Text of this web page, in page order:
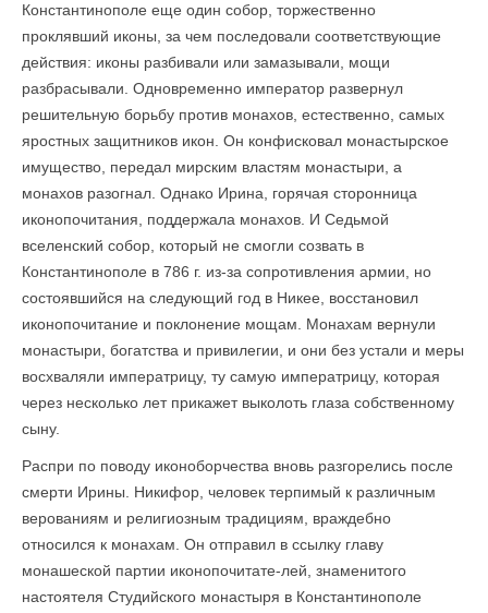
Константинополе еще один собор, торжественно
проклявший иконы, за чем последовали соответствующие
действия: иконы разбивали или замазывали, мощи
разбрасывали. Одновременно император развернул
решительную борьбу против монахов, естественно, самых
яростных защитников икон. Он конфисковал монастырское
имущество, передал мирским властям монастыри, а
монахов разогнал. Однако Ирина, горячая сторонница
иконопочитания, поддержала монахов. И Седьмой
вселенский собор, который не смогли созвать в
Константинополе в 786 г. из-за сопротивления армии, но
состоявшийся на следующий год в Никее, восстановил
иконопочитание и поклонение мощам. Монахам вернули
монастыри, богатства и привилегии, и они без устали и меры
восхваляли императрицу, ту самую императрицу, которая
через несколько лет прикажет выколоть глаза собственному
сыну.
Распри по поводу иконоборчества вновь разгорелись после
смерти Ирины. Никифор, человек терпимый к различным
верованиям и религиозным традициям, враждебно
относился к монахам. Он отправил в ссылку главу
монашеской партии иконопочитате-лей, знаменитого
настоятеля Студийского монастыря в Константинополе